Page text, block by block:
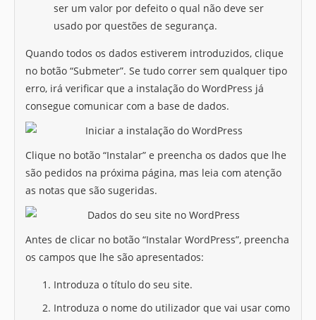
ser um valor por defeito o qual não deve ser
usado por questões de segurança.
Quando todos os dados estiverem introduzidos, clique
no botão “Submeter”. Se tudo correr sem qualquer tipo
erro, irá verificar que a instalação do WordPress já
consegue comunicar com a base de dados.
Clique no botão “Instalar” e preencha os dados que lhe
são pedidos na próxima página, mas leia com atenção
as notas que são sugeridas.
Antes de clicar no botão “Instalar WordPress”, preencha
os campos que lhe são apresentados:
Introduza o título do seu site.
Introduza o nome do utilizador que vai usar como